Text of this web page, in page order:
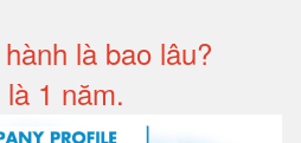
là bao lâu?
1 năm.